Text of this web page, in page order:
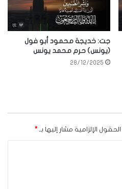
جت: خديجة محمود أبو فول
(يونس) حرم محمد يونس
28/12/2025
الحقول الإلزامية مشار إليها بـ *